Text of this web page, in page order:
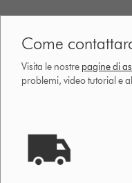
Come
Visita le nostre pagine di
problemi, video tutorial e